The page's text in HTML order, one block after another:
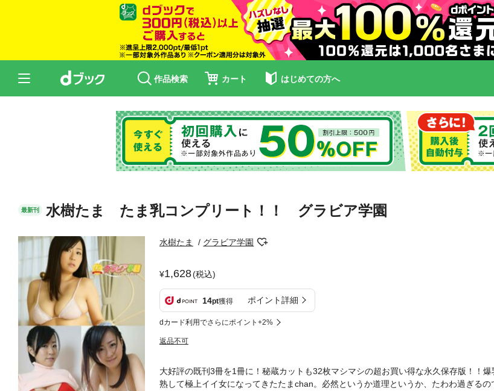
作品検索 カート はじめての方へ
最新刊 水樹たま たま乳コンプリート！！ グラビア学園
水樹たま グラビア学園
1,628(税込)
14pt獲得 ポイント詳細
dカード利用でさらにポイント+2%
返品不可
大好評の既刊3冊を1冊に！秘蔵カットも32枚マシマシの超お買い得な永久保存版！！爆
熟して極上イイ女になってきたたまchan。必然というか道理というか、たわわ過ぎるの